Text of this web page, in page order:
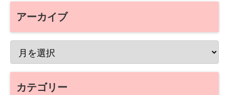
アーカイブ
カテゴリー